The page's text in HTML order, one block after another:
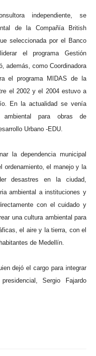
independiente, se
de la Compañía British
seleccionada por el Banco
el programa Gestión
además, como Coordinadora
el programa MIDAS de la
el 2002 y el 2004 estuvo a
En la actualidad se venía
ambiental para obras de
Urbano -EDU.
la dependencia municipal
ordenamiento, el manejo y la
desastres en la ciudad,
ambiental a instituciones y
con el cuidado y
una cultura ambiental para
el aire y la tierra, con el
de Medellín.
dejó el cargo para integrar
Sergio Fajardo